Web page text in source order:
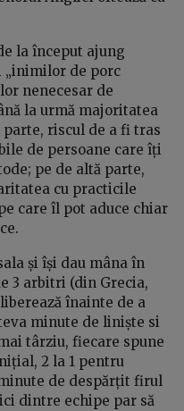
la început ajung
„inimilor de porc
nenecesar de
la urmă majoritatea
riscul de a fi tras
de persoane care îți
pe de altă parte,
cu practicile
care îl pot aduce chiar
și își dau mâna în
3 arbitri (din Grecia,
înainte de a
minute de liniște si
târziu, fiecare spune
2 la 1 pentru
de despărțit firul
dintre echipe par să